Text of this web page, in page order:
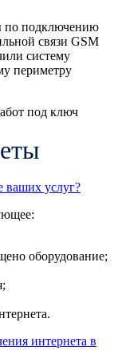
по подключению
связи GSM
систему
периметру
под ключ
ваших услуг?
оборудование;
интернета в